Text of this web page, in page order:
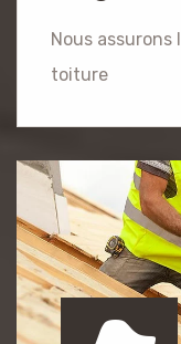
Nous
toiture